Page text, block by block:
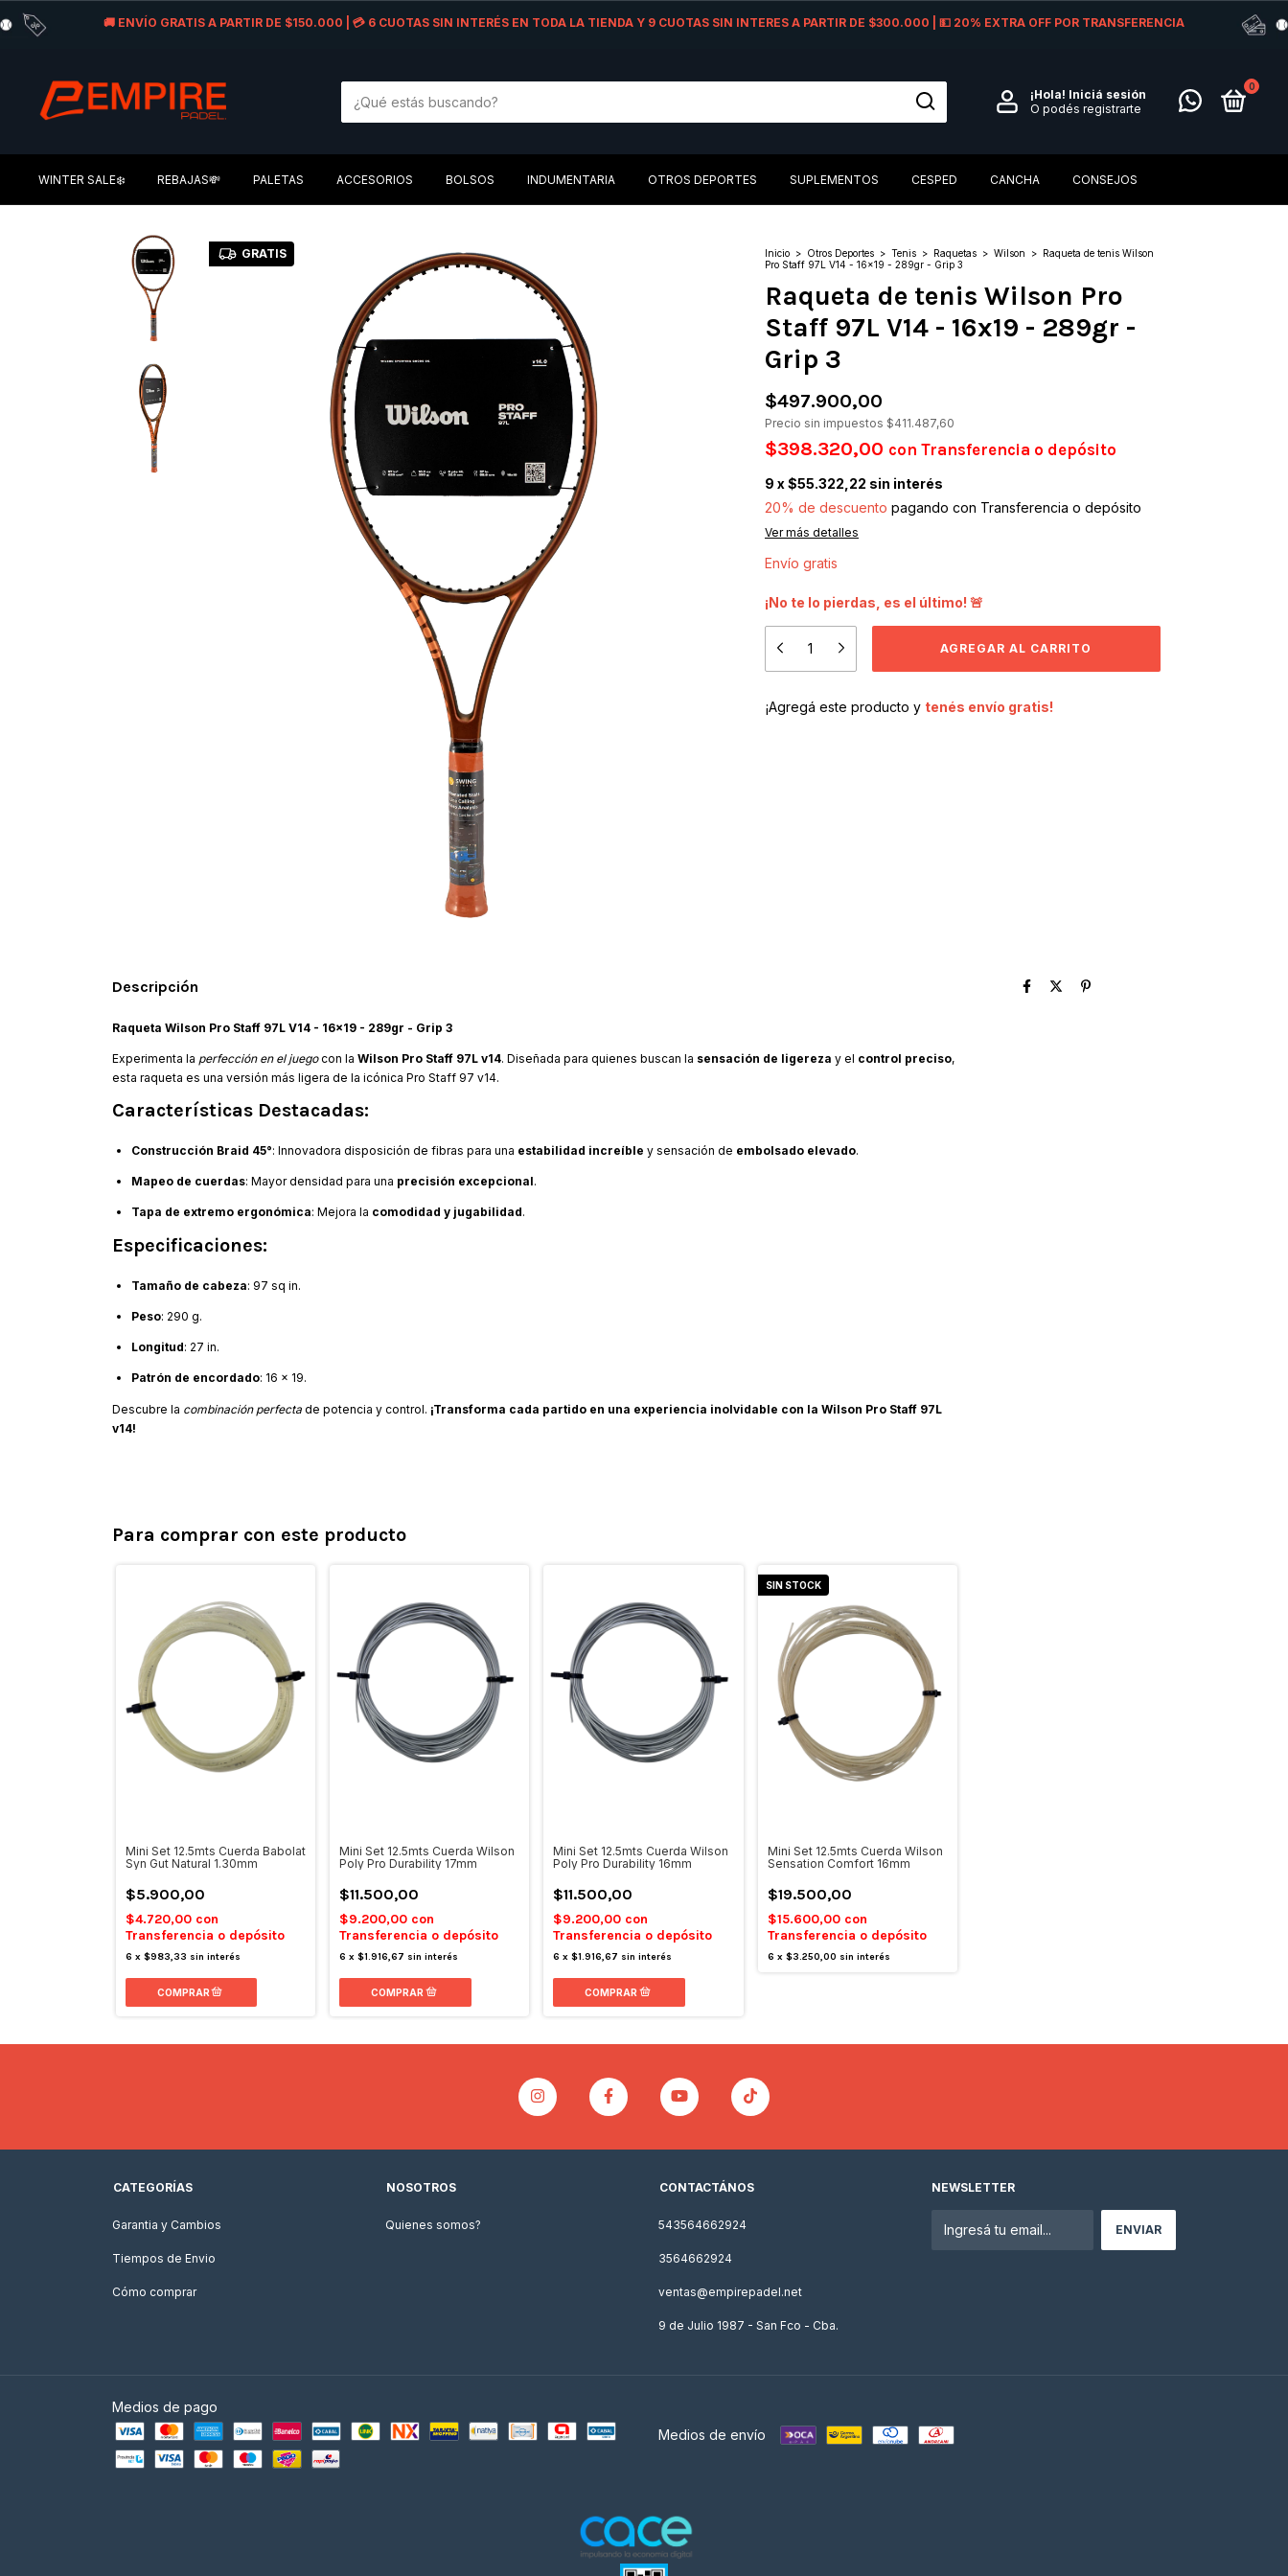
🚚 ENVÍO GRATIS A PARTIR DE $150.000 | 💳 6 CUOTAS SIN INTERÉS EN TODA LA TIENDA Y 9 CUOTAS SIN INTERES A PARTIR DE $300.000 | 💵 20% EXTRA OFF POR TRANSFERENCIA
¡Hola! Iniciá sesión
O podés registrarte
0
WINTER SALE❄️ REBAJAS💸 PALETAS ACCESORIOS BOLSOS INDUMENTARIA OTROS DEPORTES SUPLEMENTOS CESPED CANCHA CONSEJOS
GRATIS Inicio > Otros Deportes > Tenis > Raquetas > Wilson > Raqueta de tenis Wilson
Pro Staff 97L V14 - 16x19 - 289gr - Grip 3
Raqueta de tenis Wilson Pro
Staff 97L V14 - 16x19 - 289gr -
Grip 3
$497.900,00
Precio sin impuestos $411.487,60
$398.320,00 con Transferencia o depósito
9 x$55.322,22 sin interés
20% de descuento pagando con Transferencia o depósito
Ver más detalles
Envío gratis
¡No te lo pierdas, es el último! 🚨
¡Agregá este producto y tenés envío gratis!
Descripción
Raqueta Wilson Pro Staff 97L V14 - 16x19 - 289gr - Grip 3
Experimenta la perfección en el juegocon la Wilson Pro Staff 97L v14. Diseñada para quienes buscan la sensación de ligereza y el control preciso,
esta raqueta es una versión más ligera de la icónica Pro Staff 97 v14.
Características Destacadas:
Construcción Braid 45°: Innovadora disposición de fibras para una estabilidad increíble y sensación de embolsado elevado.
Mapeo de cuerdas: Mayor densidad para una precisión excepcional.
Tapa de extremo ergonómica: Mejora la comodidad y jugabilidad.
Especificaciones:
Tamaño de cabeza: 97 sq in.
Peso: 290 g.
Longitud: 27 in.
Patrón de encordado: 16 x 19.
Descubre la combinación perfecta de potencia y control. ¡Transforma cada partido en una experiencia inolvidable con la Wilson Pro Staff 97L
v14!
Para comprar con este producto
Mini Set 12.5mts Cuerda Babolat
Syn Gut Natural 1.30mm
$5.900,00
$4.720,00 con
Transferencia o depósito
6 x $983,33 sin interés
Mini Set 12.5mts Cuerda Wilson
Poly Pro Durability 17mm
$11.500,00
$9.200,00 con
Transferencia o depósito
6 x$1.916,67 sin interés
Mini Set 12.5mts Cuerda Wilson
Poly Pro Durability 16mm
$11.500,00
$9.200,00 con
Transferencia o depósito
6 x$1.916,67 sin interés
SIN STOCK
Mini Set 12.5mts Cuerda Wilson
Sensation Comfort 16mm
$19.500,00
$15.600,00 con
Transferencia o depósito
6 x $3.250,00 sin interés
CATEGORÍAS
Garantia y Cambios
Tiempos de Envio
Cómo comprar
NOSOTROS
Quienes somos?
CONTACTÁNOS
543564662924
3564662924
ventas@empirepadel.net
9 de Julio 1987 - San Fco - Cba.
NEWSLETTER
Medios de pago
Medios de envío